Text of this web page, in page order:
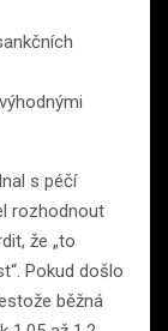
s péčí
rozhodnout
že „to
Pokud došlo
běžná